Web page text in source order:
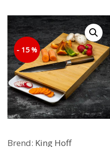
- 15 %
Brend: King Hoff